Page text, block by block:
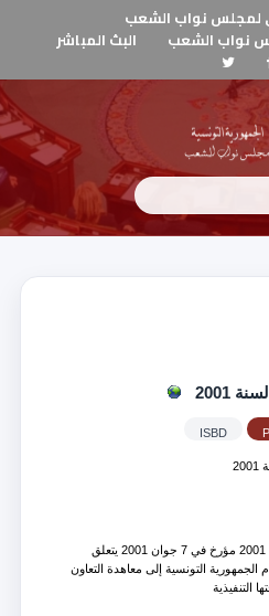
لمجلس نواب الشعب
نواب الشعب
البث المباشر
ISBD
قانون عدد 58 لسنة 2001 مؤرخ في 7 جوان 2001 يتعلق
التونسية إلى معاهدة التعاون
التنفيذية